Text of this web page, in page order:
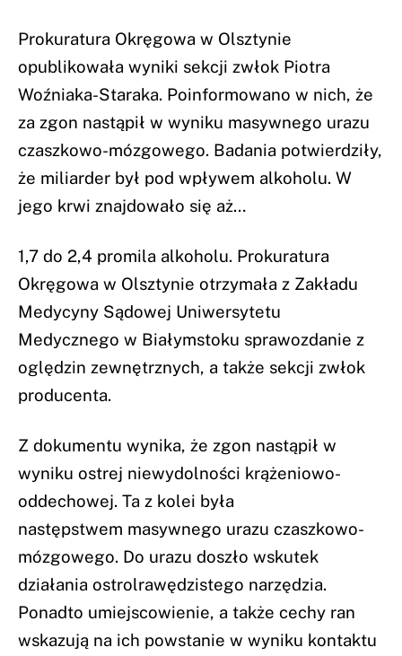
Prokuratura Okręgowa w Olsztynie
opublikowała wyniki sekcji zwłok Piotra
Woźniaka-Staraka. Poinformowano w nich, że
za zgon nastąpił w wyniku masywnego urazu
czaszkowo-mózgowego. Badania potwierdziły,
że miliarder był pod wpływem alkoholu. W
jego krwi znajdowało się aż…
1,7 do 2,4 promila alkoholu. Prokuratura
Okręgowa w Olsztynie otrzymała z Zakładu
Medycyny Sądowej Uniwersytetu
Medycznego w Białymstoku sprawozdanie z
oględzin zewnętrznych, a także sekcji zwłok
producenta.
Z dokumentu wynika, że zgon nastąpił w
wyniku ostrej niewydolności krążeniowo-
oddechowej. Ta z kolei była
następstwem masywnego urazu czaszkowo-
mózgowego. Do urazu doszło wskutek
działania ostrolrawędzistego narzędzia.
Ponadto umiejscowienie, a także cechy ran
wskazują na ich powstanie w wyniku kontaktu